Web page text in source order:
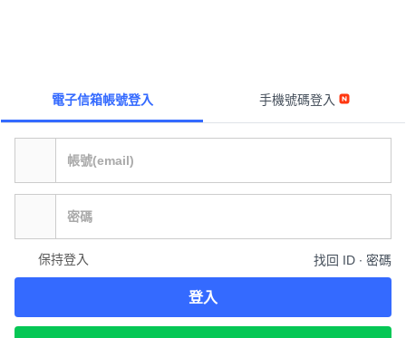
電子信箱帳號登入 手機號碼登入
保持登入 找回 ID ∙ 密碼
登入